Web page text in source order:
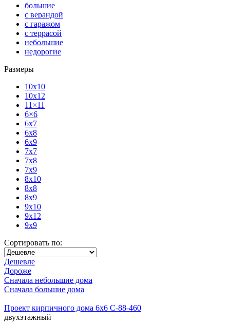
большие
с верандой
с гаражом
с террасой
небольшие
недорогие
Размеры
10x10
10x12
11×11
6×6
6x7
6x8
6x9
7x7
7x8
7x9
8x10
8x8
8x9
9x10
9x12
9x9
Сортировать по:
Дешевле
Дороже
Сначала небольшие дома
Сначала большие дома
Проект кирпичного дома 6х6 С-88-460
двухэтажный